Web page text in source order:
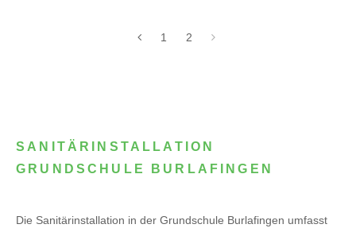
1 2
SANITÄRINSTALLATION
GRUNDSCHULE BURLAFINGEN
Die Sanitärinstallation in der Grundschule Burlafingen umfasst